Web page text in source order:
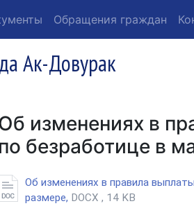
Обращения граждан
Ак-Довурак
изменениях в
по безработице в
Об изменениях в правила
размере, DOCX , 14 KB